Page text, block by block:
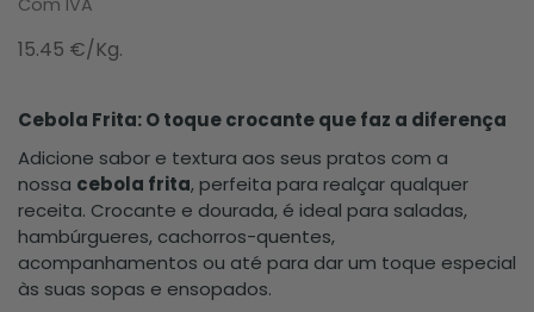
15.45 €/Kg.
Cebola Frita: O toque crocante que faz a diferença
Adicione sabor e textura aos seus pratos com a
nossa cebola frita, perfeita para realçar qualquer
receita. Crocante e dourada, é ideal para saladas,
hambúrgueres, cachorros-quentes,
acompanhamentos ou até para dar um toque especial
às suas sopas e ensopados.